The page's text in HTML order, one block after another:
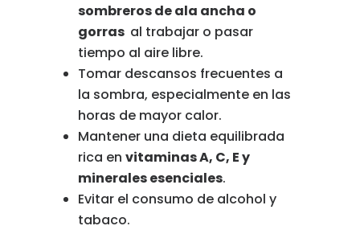
sombrerosdeala ancha o
gorras al trabajar o pasar
tiempo al aire libre.
Tomar descansos frecuentes a
la sombra, especialmente en las
horas de mayor calor.
Mantener una dieta equilibrada
rica en vitaminasA, C, Ey
mineralesesenciales.
Evitar el consumo de alcohol y
tabaco.